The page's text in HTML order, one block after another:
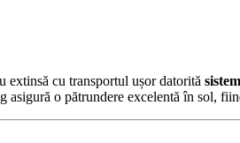
extinsă cu transportul ușor datorită
o pătrundere excelentă în sol,